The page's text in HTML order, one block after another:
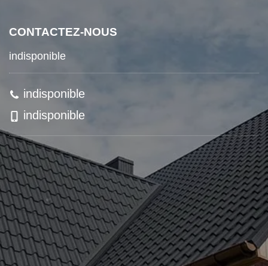
CONTACTEZ-NOUS
indisponible
indisponible
indisponible